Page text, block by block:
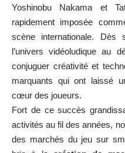
Yoshinobu Nakama et
rapidement imposée
scène internationale. Dès
l’univers vidéoludique au
conjuguer créativité et
marquants qui ont laissé
cœur des joueurs.
Fort de ce succès
activités au fil des années,
des marchés du jeu sur